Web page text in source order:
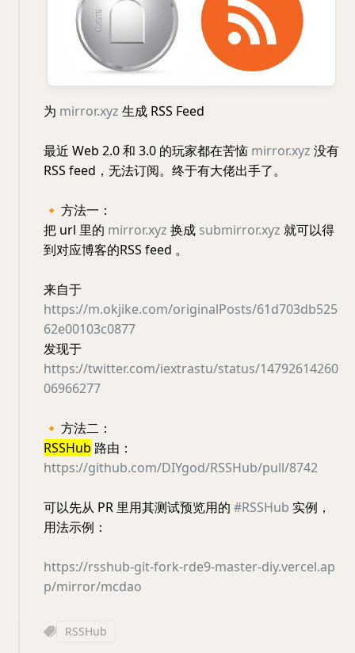
为 mirror.xyz 生成 RSS Feed
最近 Web 2.0 和 3.0 的玩家都在苦恼 mirror.xyz 没有
RSS feed，无法订阅。终于有大佬出手了。
🔸 方法一：
把 url 里的 mirror.xyz 换成 submirror.xyz 就可以得
到对应博客的RSS feed 。
来自于
https://m.okjike.com/originalPosts/61d703db525
62e00103c0877
发现于
https://twitter.com/iextrastu/status/14792614260
06966277
🔸 方法二：
RSSHub 路由：
https://github.com/DIYgod/RSSHub/pull/8742
可以先从 PR 里用其测试预览用的 #RSSHub 实例，
用法示例：
https://rsshub-git-fork-rde9-master-diy.vercel.ap
p/mirror/mcdao
RSSHub